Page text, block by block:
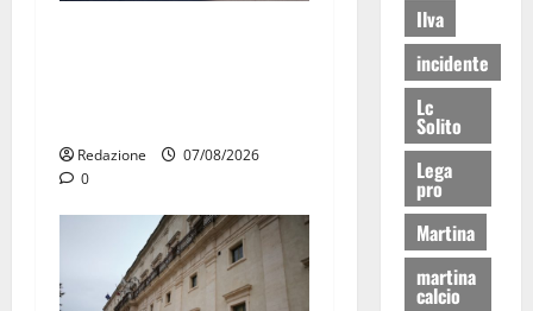
Redazione
07/08/2026
0
Ilva
incidente
Lc
Solito
Lega
pro
Martina
martina
calcio